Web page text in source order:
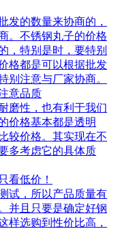
发的数量来协商的，
。不锈钢丸子的价格
，特别是时，要特别
格都是可以根据批发
别注意与厂家协商。
意品质
磨性，也有利于我们
价格基本都是透明
较价格。其实现在不
多考虑它的具体质
看低价！
试，所以产品质量有
并且只要是确定好钢
样选购到性价比高，